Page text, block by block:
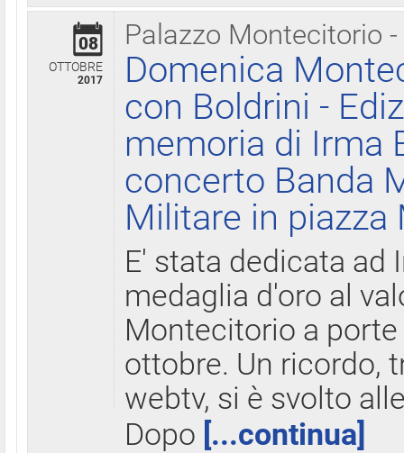
Palazzo Montecitorio
08
OTTOBRE
2017
Domenica
con Boldrini -
memoria di Irma
concerto Banda
Militare in
E' stata dedicata ad
medaglia d'oro al
Montecitorio a
ottobre. Un ricordo,
webtv, si è svolto
Dopo [...continua]